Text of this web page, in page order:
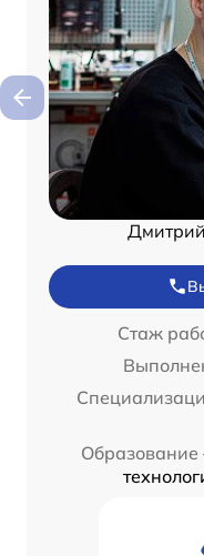
Стаж
Образование